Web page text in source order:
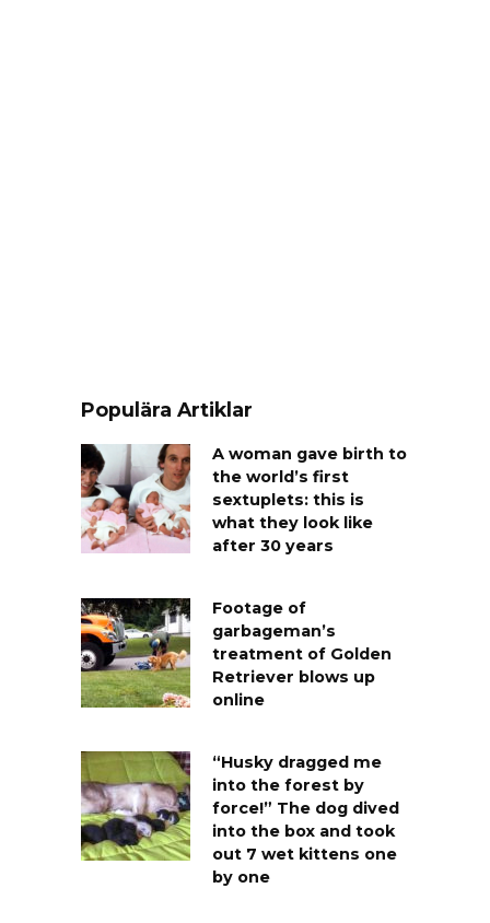
Populära Artiklar
A woman gave birth to
the world’s first
sextuplets: this is
what they look like
after 30 years
Footage of
garbageman’s
treatment of Golden
Retriever blows up
online
“Husky dragged me
into the forest by
force!” The dog dived
into the box and took
out 7 wet kittens one
by one